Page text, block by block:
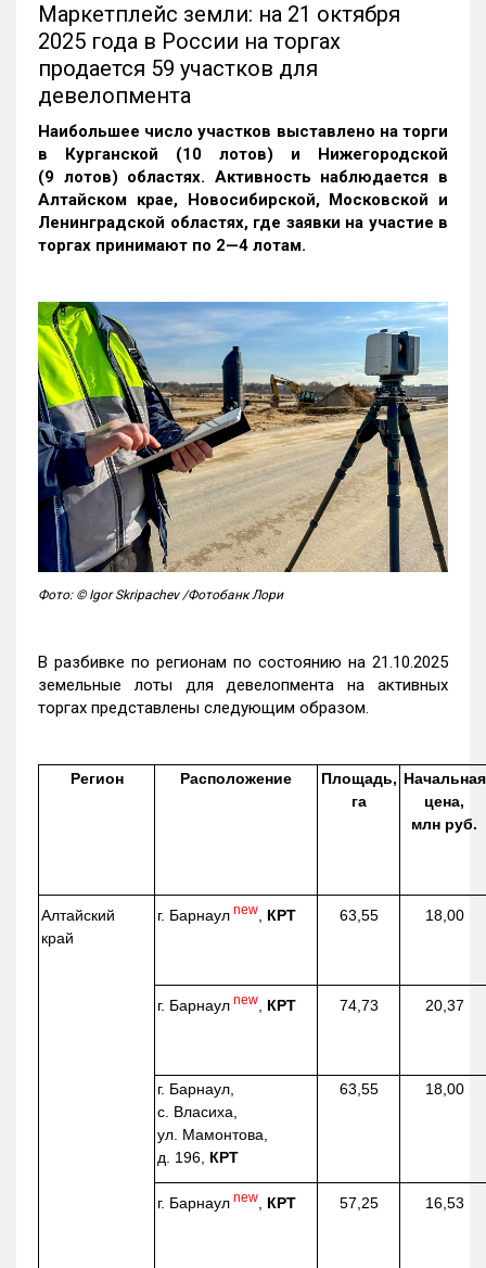
Маркетплейс земли: на 21 октября
2025 года в России на торгах
продается 59 участков для
девелопмента
Наибольшее число участков выставлено на торги
в Курганской (10 лотов) и Нижегородской
(9 лотов) областях. Активность наблюдается в
Алтайском крае, Новосибирской, Московской и
Ленинградской областях, где заявки на участие в
торгах принимают по 2—4 лотам.
Фото: © Igor Skripachev /Фотобанк Лори
В разбивке по регионам по состоянию на 21.10.2025
земельные лоты для девелопмента на активных
торгах представлены следующим образом.
Регион Расположение
Площадь,
га
Начальная
цена,
млн руб.
Алтайский
край
г. Барнаул new КРТ 63,55 18,00
г. Барнаул new КРТ 74,73 20,37
г. Барнаул,
с. Власиха,
ул. Мамонтова,
д. 196, КРТ
63,55 18,00
г. Барнаул new КРТ 57,25 16,53